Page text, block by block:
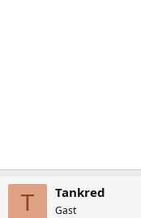
T Tankred
Gast